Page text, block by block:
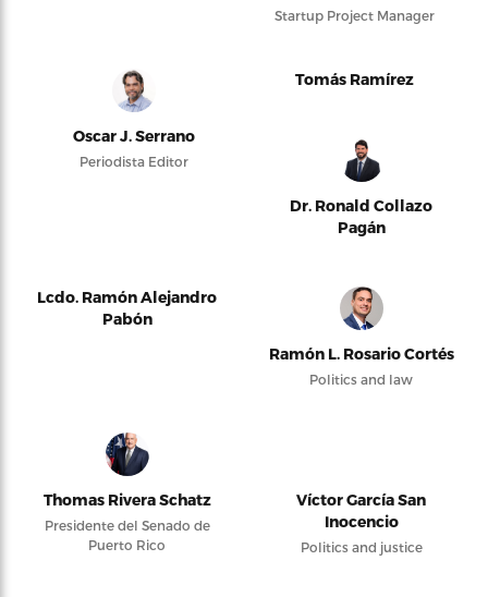
Startup Project Manager
Oscar J. Serrano
Periodista Editor
Tomás Ramírez
Dr. Ronald Collazo
Pagán
Lcdo. Ramón Alejandro
Pabón
Ramón L. Rosario Cortés
Politics and law
Thomas Rivera Schatz
Presidente del Senado de
Puerto Rico
Víctor García San
Inocencio
Politics and justice